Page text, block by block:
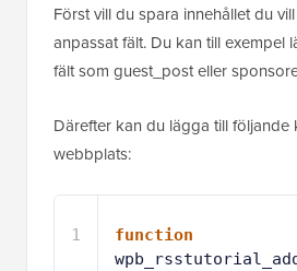
Först vill du spara innehållet du
anpassat fält. Du kan till exempel
fält som guest_post eller
Därefter kan du lägga till följande
webbplats:
1
function